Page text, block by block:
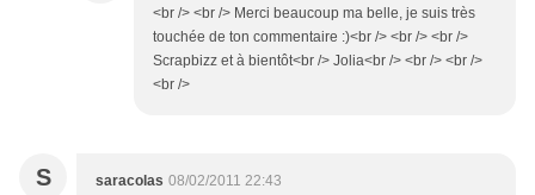
<br /> <br /> Merci beaucoup ma belle, je suis très
touchée de ton commentaire :)<br /> <br /> <br />
Scrapbizz et à bientôt<br /> Jolia<br /> <br /> <br />
<br />
S saracolas 08/02/2011 22:43